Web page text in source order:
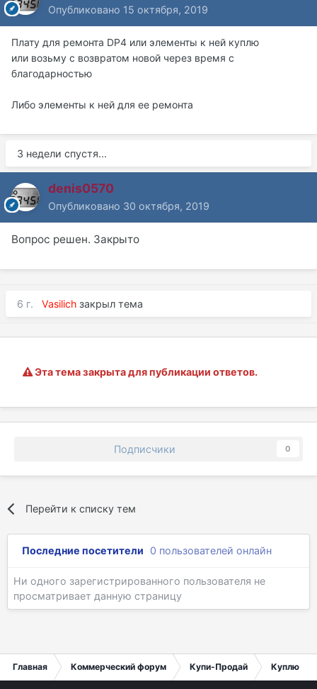
Опубликовано 15 октября, 2019
Плату для ремонта DP4 или элементы к ней куплю
или возьму с возвратом новой через время с
благодарностью
Либо элементы к ней для ее ремонта
3 недели спустя...
denis0570
Опубликовано 30 октября, 2019
Вопрос решен. Закрыто
6 г. Vasilich закрыл тема
Эта тема закрыта для публикации ответов.
Подписчики 0
Перейти к списку тем
Последние посетители 0 пользователей онлайн
Ни одного зарегистрированного пользователя не
просматривает данную страницу
Главная Коммерческий форум Купи-Продай Куплю